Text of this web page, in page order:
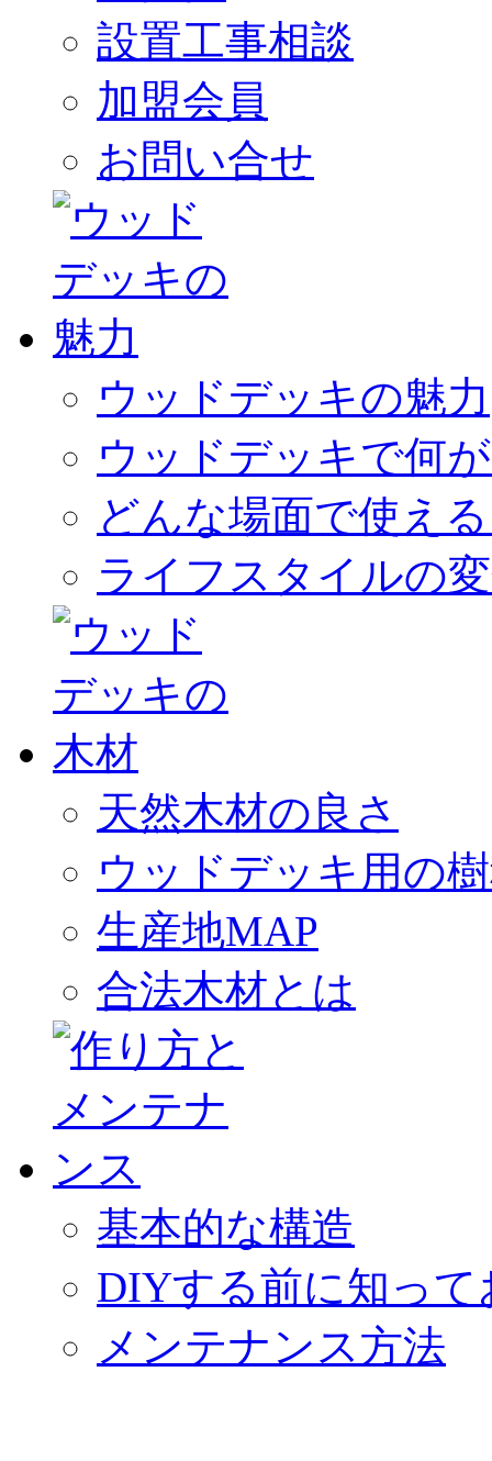
設置工事相談
加盟会員
お問い合せ
ウッドデッキの魅力
ウッドデッキで何
どんな場面で使え
ライフスタイルの
天然木材の良さ
ウッドデッキ用の
生産地MAP
合法木材とは
基本的な構造
DIYする前に知って
メンテナンス方法